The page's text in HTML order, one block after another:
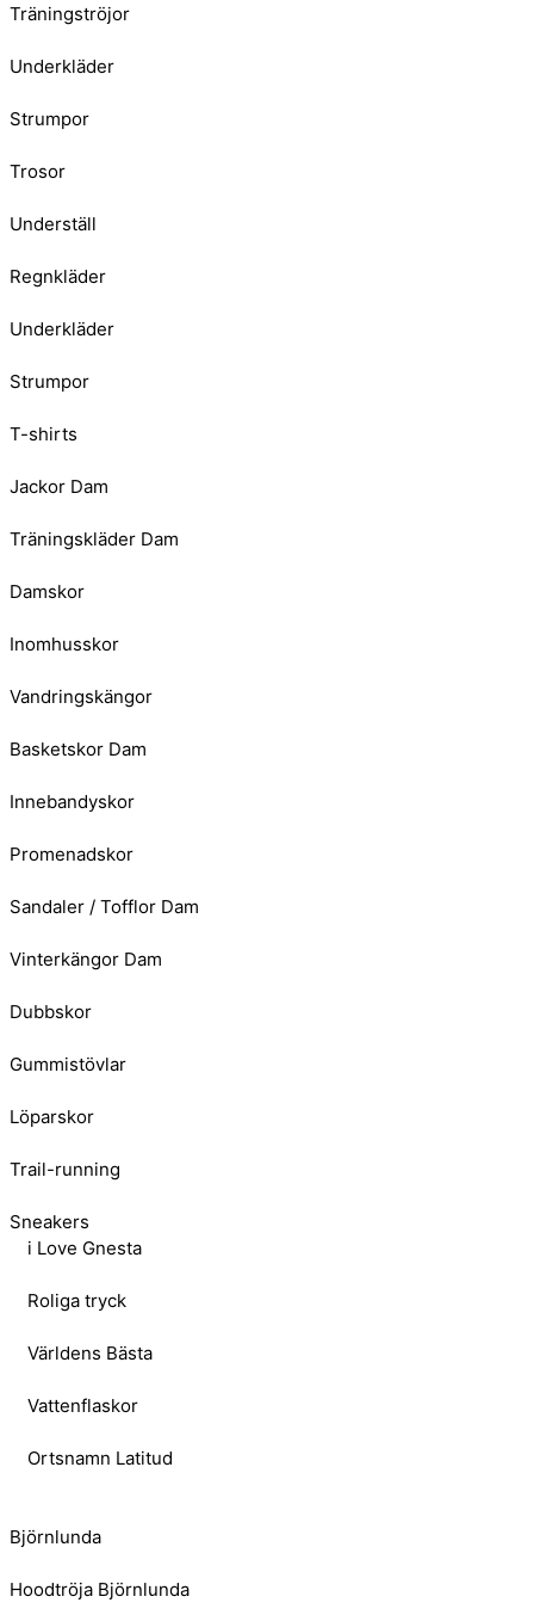
Träningströjor
Underkläder
Strumpor
Trosor
Underställ
Regnkläder
Underkläder
Strumpor
T-shirts
Jackor Dam
Träningskläder Dam
Damskor
Inomhusskor
Vandringskängor
Basketskor Dam
Innebandyskor
Promenadskor
Sandaler / Tofflor Dam
Vinterkängor Dam
Dubbskor
Gummistövlar
Löparskor
Trail-running
Sneakers
i Love Gnesta
Roliga tryck
Världens Bästa
Vattenflaskor
Ortsnamn Latitud
Björnlunda
Hoodtröja Björnlunda